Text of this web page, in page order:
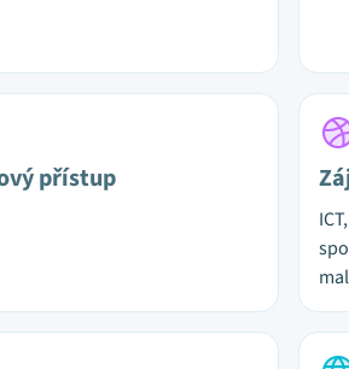
přístup